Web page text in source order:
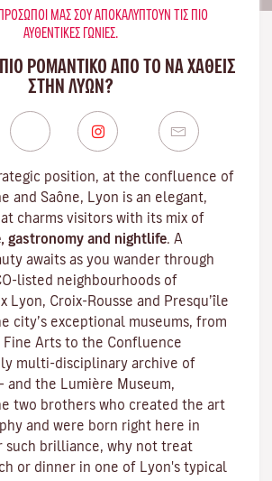
ΜΑΣ ΣΟΥ ΑΠΟΚΑΛΎΠΤΟΥΝ ΤΙΣ ΠΙΟ
ΑΥΘΕΝΤΙΚΈΣ ΓΩΝΙΈΣ.
ΡΟΜΑΝΤΙΚΟ ΑΠΟ ΤΟ ΝΑ ΧΑΘΕΙΣ
ΣΤΗΝ ΛΥΏΝ?
position, at the confluence of
and Saône, Lyon is an elegant,
charms visitors with its mix of
gastronomy and nightlife. A
awaits as you wander through
listed neighbourhoods of
Lyon, Croix-Rousse and Presqu’île
city’s exceptional museums, from
Arts to the Confluence
multi-disciplinary archive of
and the Lumière Museum,
two brothers who created the art
and were born right here in
such brilliance, why not treat
or dinner in one of Lyon's typical